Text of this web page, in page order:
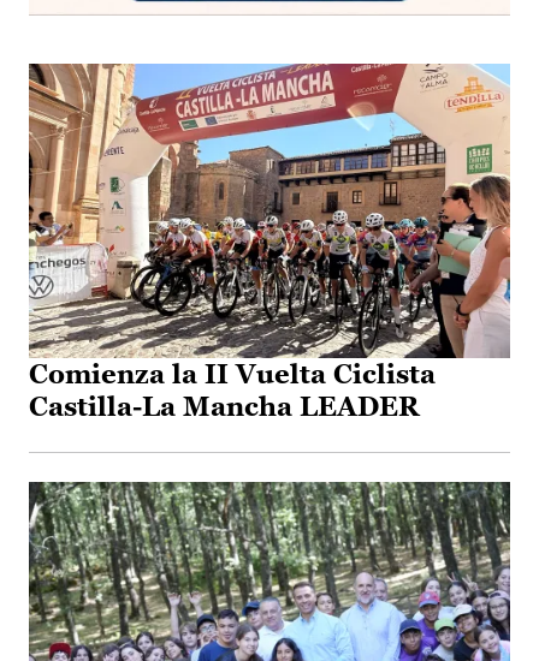
Comienza la II Vuelta Ciclista
Castilla-La Mancha LEADER